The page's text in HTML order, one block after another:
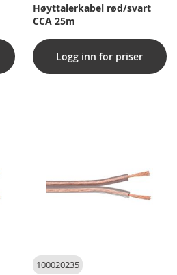
Høyttalerkabel rød/svart
CCA 25m
Logg inn for priser
100020235